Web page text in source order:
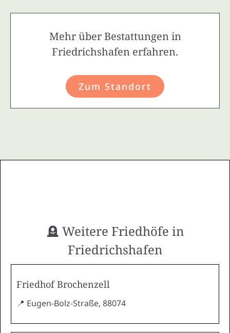
Mehr über Bestattungen in
Friedrichshafen erfahren.
Zum Standort
🪦 Weitere Friedhöfe in
Friedrichshafen
Friedhof Brochenzell
📍 Eugen-Bolz-Straße, 88074